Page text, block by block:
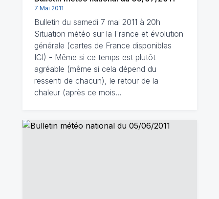
7 Mai 2011
Bulletin du samedi 7 mai 2011 à 20h
Situation météo sur la France et évolution
générale (cartes de France disponibles
ICI) - Même si ce temps est plutôt
agréable (même si cela dépend du
ressenti de chacun), le retour de la
chaleur (après ce mois…